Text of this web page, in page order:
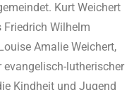
Kurt Weichert
Friedrich Wilhelm
Amalie Weichert,
evangelisch-lutherischer
Kindheit und Jugend